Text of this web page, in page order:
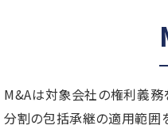
M&Aは対象会社の権利義務
分割の包括承継の適用範囲